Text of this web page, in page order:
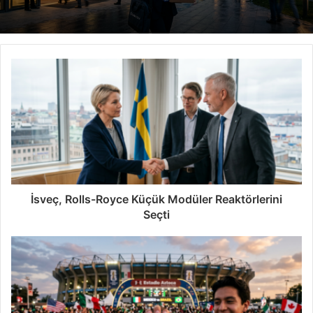
İsveç, Rolls-Royce Küçük Modüler Reaktörlerini
Seçti